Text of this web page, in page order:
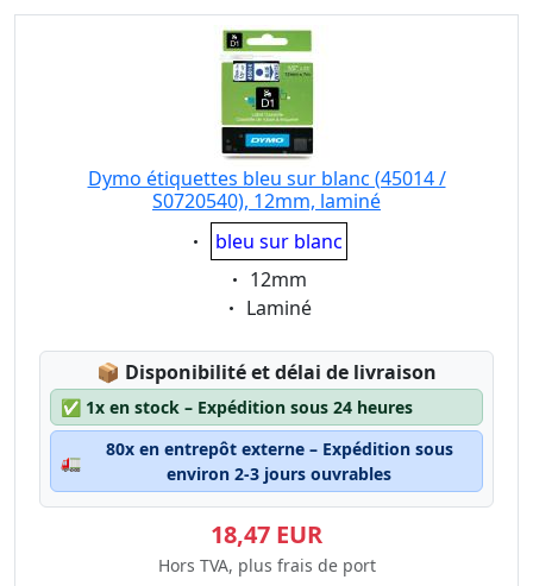
Dymo étiquettes bleu sur blanc (45014 /
S0720540), 12mm, laminé
Eigenschaft:
bleu sur blanc
Eigenschaft:
12mm
Eigenschaft:
Laminé
📦 Lagerstatus:
Disponibilité et délai de livraison
✅ 1x en stock – Expédition sous 24 heures
🚛
80x en entrepôt externe – Expédition sous
environ 2-3 jours ouvrables
18,47 EUR
Hors TVA, plus frais de port